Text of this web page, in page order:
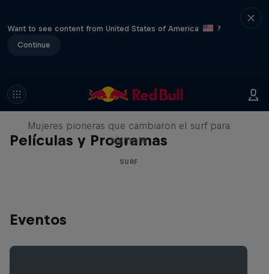
Want to see content from United States of America
?
Continue
Películas y Programas
NOW DAYS
Mujeres pioneras que cambiaron el surf para
siempre
SURF
Eventos